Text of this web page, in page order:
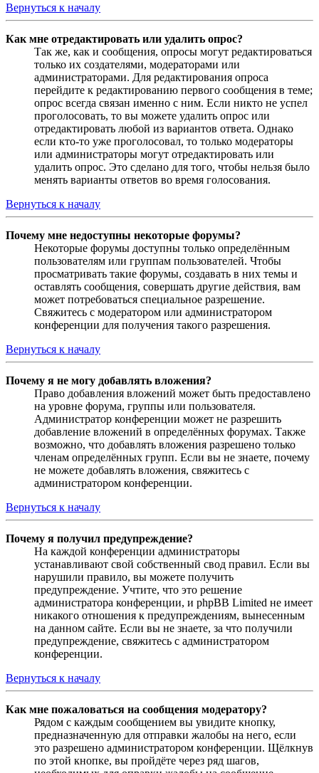
Вернуться к началу
Как мне отредактировать или удалить опрос?
Так же, как и сообщения, опросы могут редактироваться
только их создателями, модераторами или
администраторами. Для редактирования опроса
перейдите к редактированию первого сообщения в теме;
опрос всегда связан именно с ним. Если никто не успел
проголосовать, то вы можете удалить опрос или
отредактировать любой из вариантов ответа. Однако
если кто-то уже проголосовал, то только модераторы
или администраторы могут отредактировать или
удалить опрос. Это сделано для того, чтобы нельзя было
менять варианты ответов во время голосования.
Вернуться к началу
Почему мне недоступны некоторые форумы?
Некоторые форумы доступны только определённым
пользователям или группам пользователей. Чтобы
просматривать такие форумы, создавать в них темы и
оставлять сообщения, совершать другие действия, вам
может потребоваться специальное разрешение.
Свяжитесь с модератором или администратором
конференции для получения такого разрешения.
Вернуться к началу
Почему я не могу добавлять вложения?
Право добавления вложений может быть предоставлено
на уровне форума, группы или пользователя.
Администратор конференции может не разрешить
добавление вложений в определённых форумах. Также
возможно, что добавлять вложения разрешено только
членам определённых групп. Если вы не знаете, почему
не можете добавлять вложения, свяжитесь с
администратором конференции.
Вернуться к началу
Почему я получил предупреждение?
На каждой конференции администраторы
устанавливают свой собственный свод правил. Если вы
нарушили правило, вы можете получить
предупреждение. Учтите, что это решение
администратора конференции, и phpBB Limited не имеет
никакого отношения к предупреждениям, вынесенным
на данном сайте. Если вы не знаете, за что получили
предупреждение, свяжитесь с администратором
конференции.
Вернуться к началу
Как мне пожаловаться на сообщения модератору?
Рядом с каждым сообщением вы увидите кнопку,
предназначенную для отправки жалобы на него, если
это разрешено администратором конференции. Щёлкнув
по этой кнопке, вы пройдёте через ряд шагов,